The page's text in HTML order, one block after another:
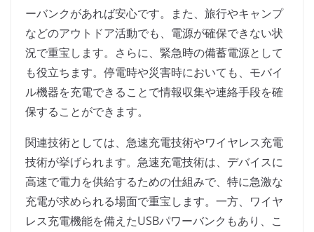
ーバンクがあれば安心です。また、旅行やキャンプ
などのアウトドア活動でも、電源が確保できない状
況で重宝します。さらに、緊急時の備蓄電源として
も役立ちます。停電時や災害時においても、モバイ
ル機器を充電できることで情報収集や連絡手段を確
保することができます。
関連技術としては、急速充電技術やワイヤレス充電
技術が挙げられます。急速充電技術は、デバイスに
高速で電力を供給するための仕組みで、特に急激な
充電が求められる場面で重宝します。一方、ワイヤ
レス充電機能を備えたUSBパワーバンクもあり、こ